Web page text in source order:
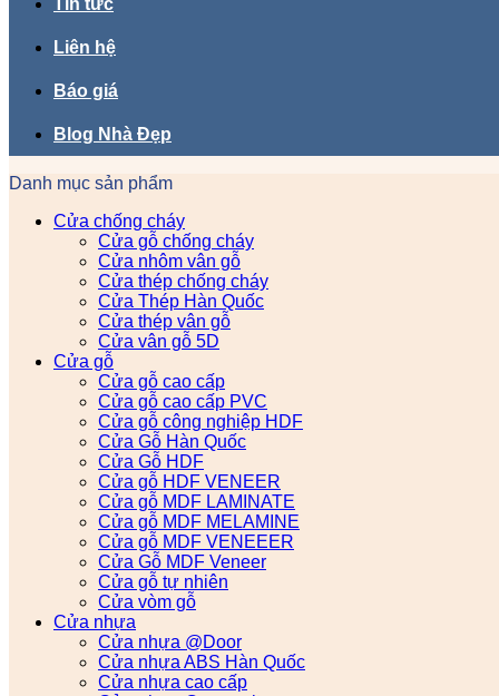
Tin tức
Liên hệ
Báo giá
Blog Nhà Đẹp
Danh mục sản phẩm
Cửa chống cháy
Cửa gỗ chống cháy
Cửa nhôm vân gỗ
Cửa thép chống cháy
Cửa Thép Hàn Quốc
Cửa thép vân gỗ
Cửa vân gỗ 5D
Cửa gỗ
Cửa gỗ cao cấp
Cửa gỗ cao cấp PVC
Cửa gỗ công nghiệp HDF
Cửa Gỗ Hàn Quốc
Cửa Gỗ HDF
Cửa gỗ HDF VENEER
Cửa gỗ MDF LAMINATE
Cửa gỗ MDF MELAMINE
Cửa gỗ MDF VENEEER
Cửa Gỗ MDF Veneer
Cửa gỗ tự nhiên
Cửa vòm gỗ
Cửa nhựa
Cửa nhựa @Door
Cửa nhựa ABS Hàn Quốc
Cửa nhựa cao cấp